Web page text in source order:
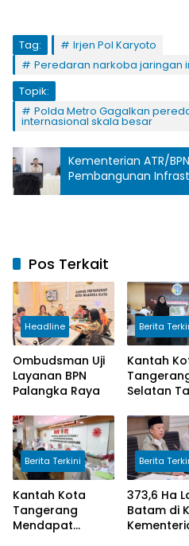
Tag:
Irjen Pol Karyoto
Peredaran narkoba jaringan
Topik:
Polda Metro Gagalkan
internasional skala besar
Kementerian ATR/
Pembangunan
Pos Terkait
Headline
Ombudsman Uji
Layanan BPN
Palangka Raya
Berita
Kantah
Selatan
Program
Terjadwal
Berita Terkini
Kantah Kota
Tangerang
Mendapat
Berita
373,6 Ha
Batam di